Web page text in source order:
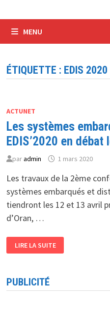
MENU
ÉTIQUETTE : EDIS 2020
ACTUNET
Les systèmes
EDIS’2020 en
paradmin 1 mars 2020
Les travaux de la 2ème
systèmes embarqués et
tiendront les 12 et 13 avril
d’Oran, …
SYSTÈMES
EMBARQUÉS
EN
DÉBAT
LIRE LA SUITE
PUBLICITÉ